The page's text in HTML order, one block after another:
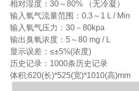
相对湿度：30～80% （无冷凝）
输入氧气流量范围：0.3～1 L / Min
输入氧气压力：30－80kpa
输出臭氧浓度：5～80 mg / L
显示误差：≤±5%(浓度)
历史记录：1000条历史记录
体积:620(长)*525(宽)*1010(高)mm